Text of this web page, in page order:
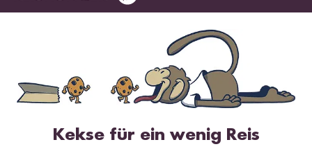
Digitales Rezeptbuch per E-Mail
✔️ 25 leckere Rezepte aus unseren bunten Kochwelten
✔️ Inklusive Tipps & Tricks für die Zubereitung
Kekse für ein wenig Reis